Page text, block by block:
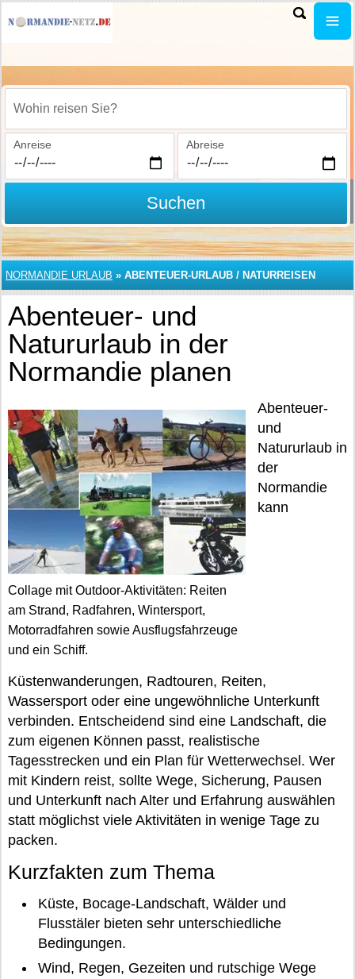
Wohin reisen Sie?
Anreise Abreise
Suchen
NORMANDIE URLAUB » ABENTEUER-URLAUB / NATURREISEN
Abenteuer- und
Natururlaub in der
Normandie planen
Collage mit Outdoor-Aktivitäten: Reiten
am Strand, Radfahren, Wintersport,
Motorradfahren sowie Ausflugsfahrzeuge
und ein Schiff.
Abenteuer-
und
Natururlaub in
der
Normandie
kann
Küstenwanderungen, Radtouren, Reiten,
Wassersport oder eine ungewöhnliche Unterkunft
verbinden. Entscheidend sind eine Landschaft, die
zum eigenen Können passt, realistische
Tagesstrecken und ein Plan für Wetterwechsel. Wer
mit Kindern reist, sollte Wege, Sicherung, Pausen
und Unterkunft nach Alter und Erfahrung auswählen
statt möglichst viele Aktivitäten in wenige Tage zu
packen.
Kurzfakten zum Thema
Küste, Bocage-Landschaft, Wälder und
Flusstäler bieten sehr unterschiedliche
Bedingungen.
Wind, Regen, Gezeiten und rutschige Wege